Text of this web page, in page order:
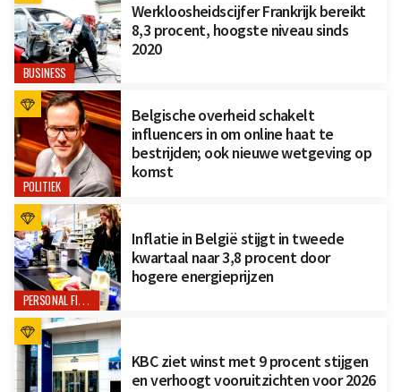
BUSINESS
Werkloosheidscijfer Frankrijk bereikt
8,3 procent, hoogste niveau sinds
2020
POLITIEK
Belgische overheid schakelt
influencers in om online haat te
bestrijden; ook nieuwe wetgeving op
komst
PERSONAL FINANCE
Inflatie in België stijgt in tweede
kwartaal naar 3,8 procent door
hogere energieprijzen
KBC ziet winst met 9 procent stijgen
en verhoogt vooruitzichten voor 2026